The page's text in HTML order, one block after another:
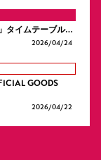
タイムテーブル…
2026/04/24
GOODS
2026/04/22